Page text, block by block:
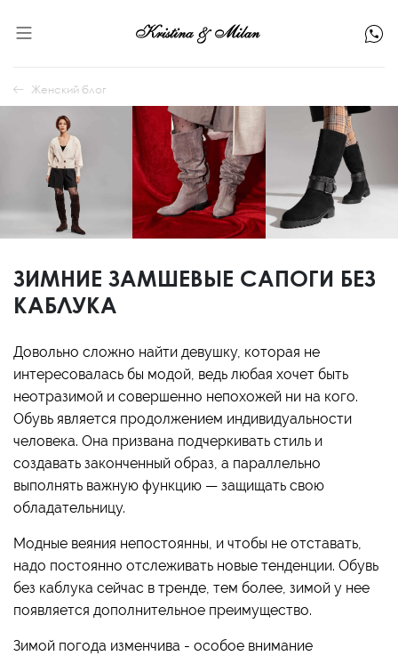
Женский блог
ЗИМНИЕ ЗАМШЕВЫЕ САПОГИ БЕЗ
КАБЛУКА
Довольно сложно найти девушку, которая не
интересовалась бы модой, ведь любая хочет быть
неотразимой и совершенно непохожей ни на кого.
Обувь является продолжением индивидуальности
человека. Она призвана подчеркивать стиль и
создавать законченный образ, а параллельно
выполнять важную функцию — защищать свою
обладательницу.
Модные веяния непостоянны, и чтобы не отставать,
надо постоянно отслеживать новые тенденции. Обувь
без каблука сейчас в тренде, тем более, зимой у нее
появляется дополнительное преимущество.
Зимой погода изменчива - особое внимание